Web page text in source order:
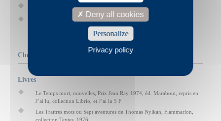
(1986)
|vidéolecture
Chez d'autres éditeurs
Livres
Le Temps mort, nouvelles, Prix Jean Ray 1974, éd. Marabout, repris en
J’ai lu, collection Librio, et J’ai lu 5 F
Les Traîtres mots ou Sept aventures de Thomas Nylkan, Flammarion,
collection Textes, 1976
Deny all cookies
Personalize
Privacy policy